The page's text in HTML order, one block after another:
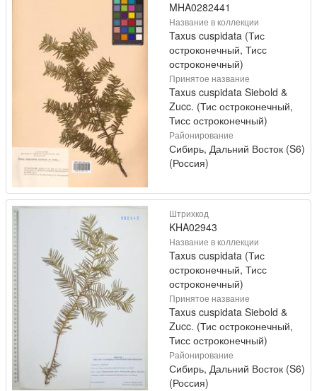
MHA0282441
Название в коллекции
Taxus cuspidata (Тис
остроконечный, Тисс
остроконечный)
Принятое название
Taxus cuspidata Siebold &
Zucc. (Тис остроконечный,
Тисс остроконечный)
Районирование
Сибирь, Дальний Восток (S6)
(Россия)
Штрихкод
KHA02943
Название в коллекции
Taxus cuspidata (Тис
остроконечный, Тисс
остроконечный)
Принятое название
Taxus cuspidata Siebold &
Zucc. (Тис остроконечный,
Тисс остроконечный)
Районирование
Сибирь, Дальний Восток (S6)
(Россия)